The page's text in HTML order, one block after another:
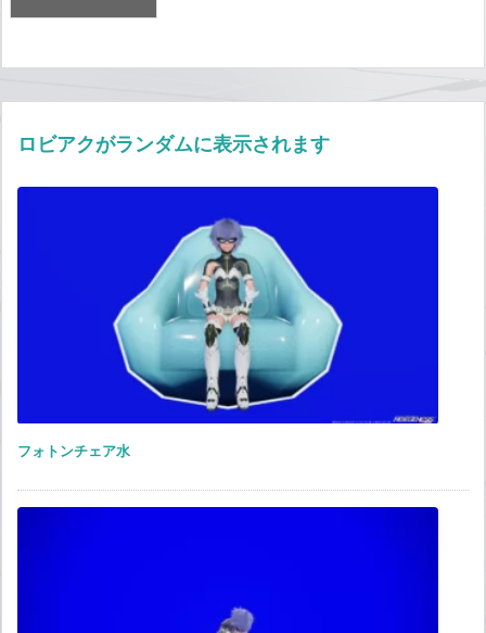
ロビアクがランダムに表示されます
フォトンチェア水